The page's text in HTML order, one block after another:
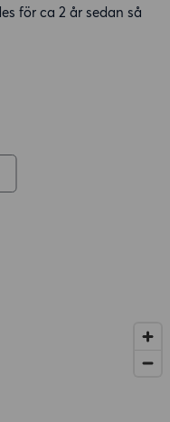
för ca 2 år sedan så